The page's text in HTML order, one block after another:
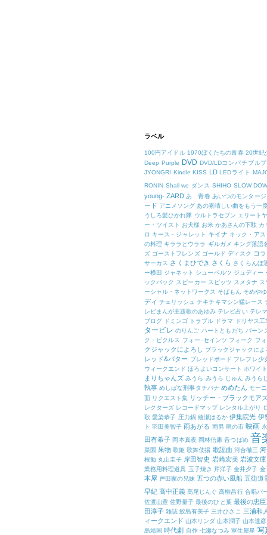
ラベル
100円アイドル 1970ぼくたちの青春 20世紀
Deep Purple DVD DVD/LDコンパチブル
JYONGRI Kindle KISS LD LEDライト
RONIN Shall we ダンス SHIHO SLOW
young- ZARD あゝ青春 あいつのモンター
ード アニメソング あの素晴しい曲をもう一
うしろ髪ひかれ隊 ウルトラセブン エリート
ー・ツイスト お犬様 お米 かあさんの下駄 カ
ロ キース・ジャレット キイナ キック・アス
の料理 キララとウララ ギルガメ キング落語
ズ ゴーストフレンズ ゴールド ディスク コ
サーカス さくまひでき さくら さくらんぼ
ー横田 ジャネット シューベルツ ジュディー
ックバック スピーカー スピッツ スメタナ ス
ーシャル・ネットワークス そばもん そめや
ディ チェリッシュ チキチキマシン猛レース
レビまんが主題歌のあゆみ テレビ占い テレ
ブログ ドミンゴ トラブル ドラマ ドリヤス工
タービレ のりんご ハートともだち バーン
ク・ピクルス
フォー･セインツ フォーク フ
クジャックによろし ブラックジャックによ
レッド&バター ブレッドボード フレフレ少
ウィークエンド ほろよいコンサート ホワイ
まりちゃんズ みうら みうら じゅん みうら
執事 めしばな刑事タチバナ めめたん モー
面 リクエスト集 リッチー・ブラックモア
レクターズ レコードマップ レンタル上がり
歌 愛染恭子 圧力鍋 綾瀬はるか 伊集院光 伊
ト 羽田美智子 雨あがる 雨男 唄の市 映画
田有希子 岡本真夜 岡林信康 音つばめ 音
菜園 果物 歌姫 歌舞伎揚 歌謡曲 河合徹三
根勉 丸山圭子 岸田智史 岩崎宏美 岩波文庫
業務用料理道具 玉子焼き 芹洋子 金井夕子 金
本屋 戸田家の兄妹 五つの赤い風船 五街道
早紀 高中正義 高尾じんぐ 高柳昌行 合唱パ
佐渡山豊 佐野量子 最後のひと葉 最後の忠
田淳子 雑誌 鮫島有美子 三井ひさこ
三浦和
ィークエンド 山本リンダ 山本潤子 山本達彦
島靖国 時代劇 自作 七瀬なつみ 室生犀星 写